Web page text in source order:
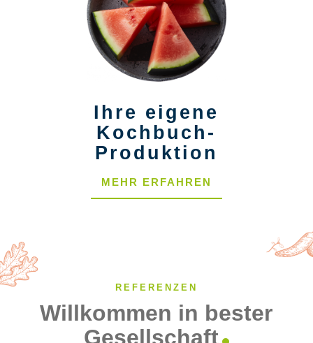
Ihre eigene
Kochbuch-
Produktion
MEHR ERFAHREN
REFERENZEN
Willkommen in bester
Gesellschaft